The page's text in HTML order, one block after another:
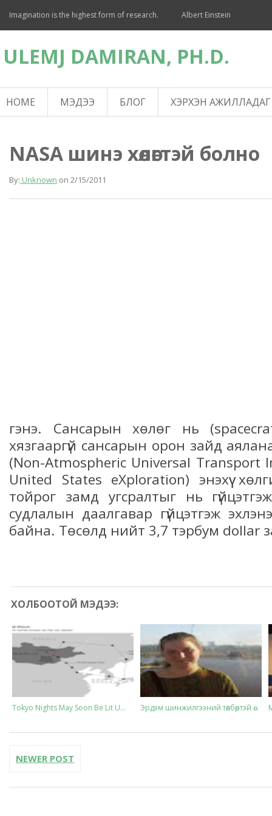
Imagination is the highest form of research. Albert Einstein
ULEMJ DAMIRAN, PH.D.
HOME МЭДЭЭ БЛОГ ХЭРХЭН АЖИЛЛАДАГ
NASA шинэ хөлөгтэй болно
By: Unknown on 2/15/2011
гэнэ. Сансарын хөлөг нь
хязгааргүй сансарын орон зайд
(Non-Atmospheric Universal Transport
United States eXploration) энэхүү
тойрог замд угсралтыг нь
судлалын даалгавар гүйцэтгэж
байна. Төсөлд нийт 3,7 тэрбум dollar
ХОЛБООТОЙ МЭДЭЭ:
Tokyo Nights May Soon Be Lit U... Эрдэм шинжилгээний төлбөртэй ө...
NEWER POST